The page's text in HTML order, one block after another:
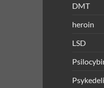
DMT
heroin
LSD